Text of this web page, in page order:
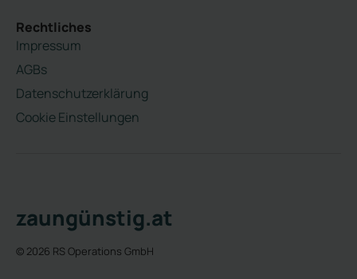
Rechtliches
Impressum
AGBs
Datenschutzerklärung
Cookie Einstellungen
zaungünstig.at
© 2026 RS Operations GmbH